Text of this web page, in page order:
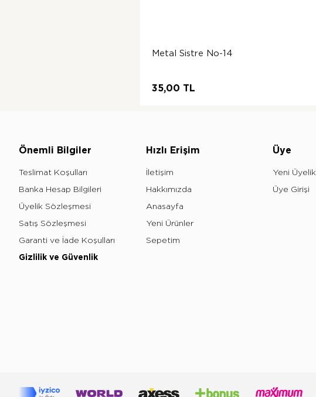
Metal Sistre No-14
35,00 TL
Önemli Bilgiler
Teslimat Koşulları
Banka Hesap Bilgileri
Üyelik Sözleşmesi
Satış Sözleşmesi
Garanti ve İade Koşulları
Gizlilik ve Güvenlik
Hızlı Erişim
İletişim
Hakkımızda
Anasayfa
Yeni Ürünler
Sepetim
Üye
Yeni Üyelik
Üye Girişi